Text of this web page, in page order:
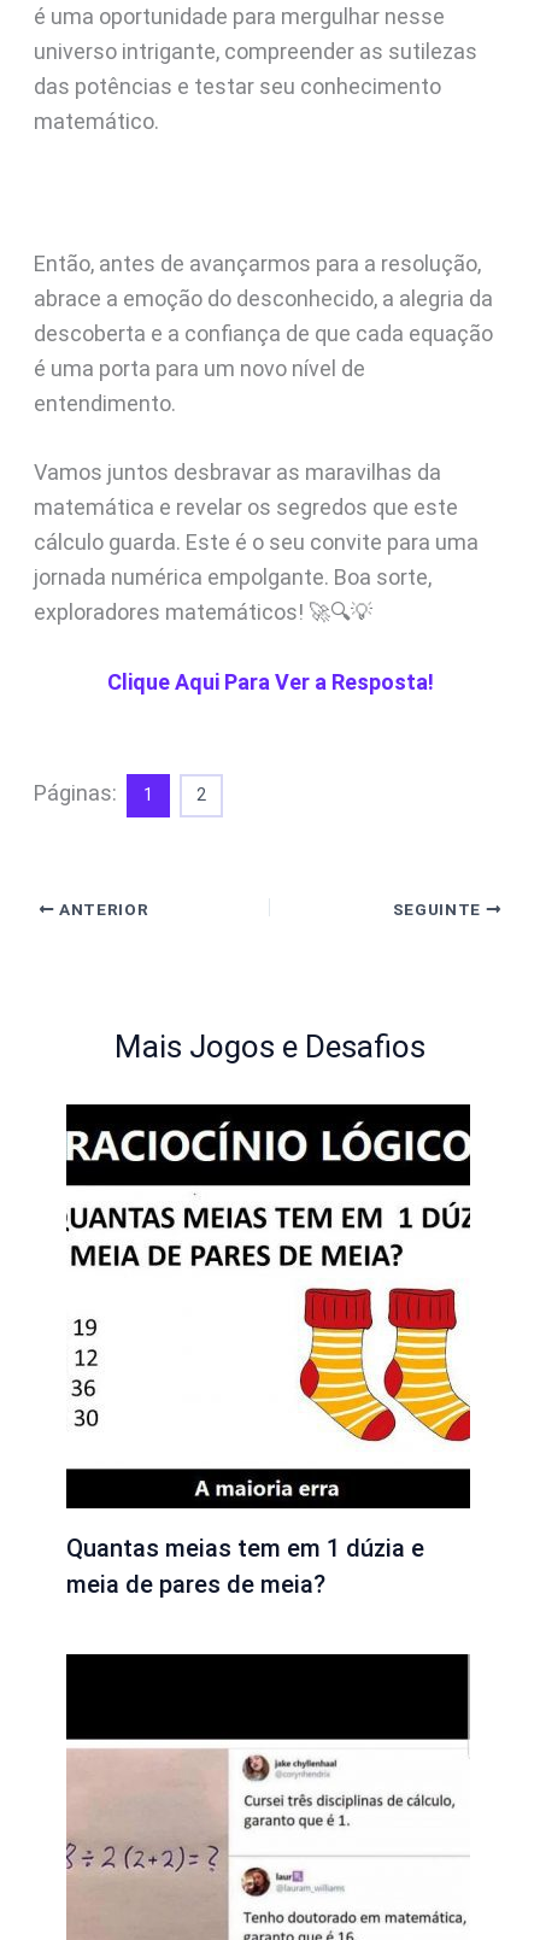
é uma oportunidade para mergulhar nesse
universo intrigante, compreender as sutilezas
das potências e testar seu conhecimento
matemático.
Então, antes de avançarmos para a resolução,
abrace a emoção do desconhecido, a alegria da
descoberta e a confiança de que cada equação
é uma porta para um novo nível de
entendimento.
Vamos juntos desbravar as maravilhas da
matemática e revelar os segredos que este
cálculo guarda. Este é o seu convite para uma
jornada numérica empolgante. Boa sorte,
exploradores matemáticos! 🚀🔍💡
Clique Aqui Para Ver a Resposta!
Páginas: 1 2
ANTERIOR SEGUINTE
Mais Jogos e Desafios
Quantas meias tem em 1 dúzia e
meia de pares de meia?